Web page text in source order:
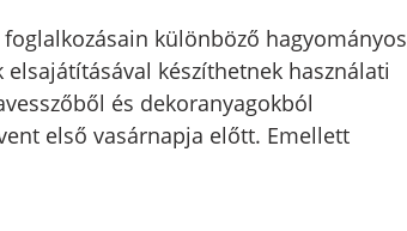
különböző hagyományos
készíthetnek használati
és dekoranyagokból
első vasárnapja előtt. Emellett